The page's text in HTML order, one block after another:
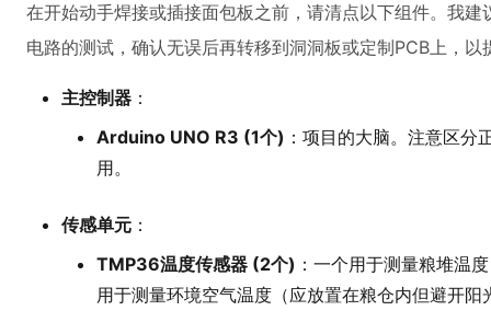
在开始动手焊接或插接面包板之前，请清点以下组件。我
电路的测试，确认无误后再转移到洞洞板或定制PCB上，以
主控制器 ：
Arduino UNO R3 (1个) ：项目的大脑。注意区分
用。
传感单元 ：
TMP36温度传感器 (2个) ：一个用于测量粮堆温
用于测量环境空气温度（应放置在粮仓内但避开